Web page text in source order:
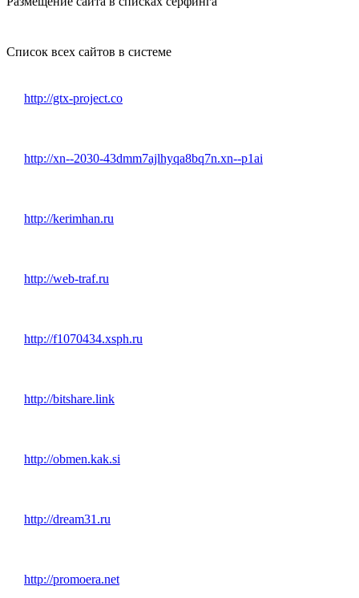
Список всех сайтов в системе
http://gtx-project.co
http://xn--2030-43dmm7ajlhyqa8bq7n.xn--p1ai
http://kerimhan.ru
http://web-traf.ru
http://f1070434.xsph.ru
http://bitshare.link
http://obmen.kak.si
http://dream31.ru
http://promoera.net